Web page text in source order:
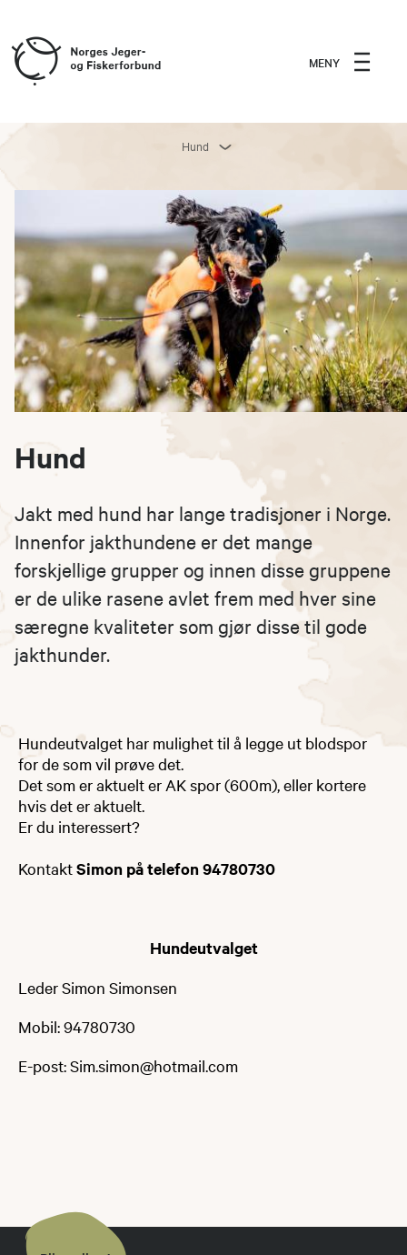
MENY
Hund
Hund
Jakt med hund har lange tradisjoner i Norge.
Innenfor jakthundene er det mange
forskjellige grupper og innen disse gruppene
er de ulike rasene avlet frem med hver sine
særegne kvaliteter som gjør disse til gode
jakthunder.
Hundeutvalget har mulighet til å legge ut blodspor
for de som vil prøve det.
Det som er aktuelt er AK spor (600m), eller kortere
hvis det er aktuelt.
Er du interessert?
KontaktSimon på telefon 94780730
Hundeutvalget
Leder Simon Simonsen
Mobil: 94780730
E-post: Sim.simon@hotmail.com